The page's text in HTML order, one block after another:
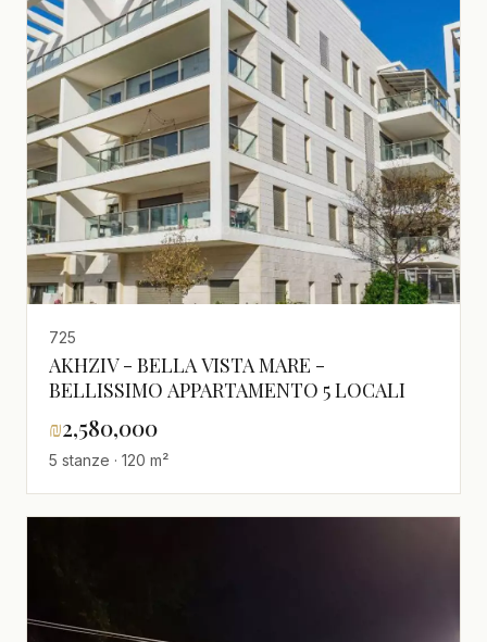
725
AKHZIV - BELLA VISTA MARE -
BELLISSIMO APPARTAMENTO 5 LOCALI
₪2,580,000
5 stanze · 120 m²